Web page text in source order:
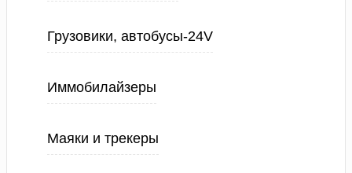
Грузовики, автобусы-24V
Иммобилайзеры
Маяки и трекеры